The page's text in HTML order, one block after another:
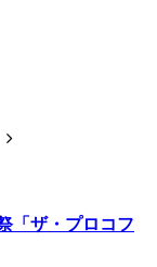
「ザ・プロコフ